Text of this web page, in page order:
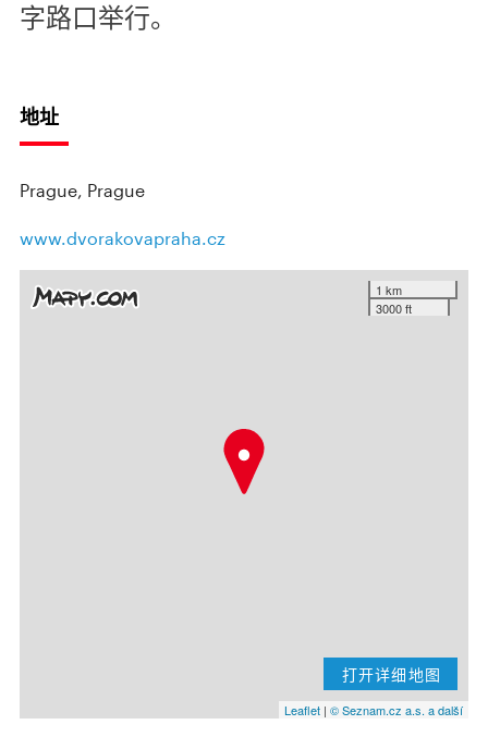
字路口举行。
地址
Prague, Prague
www.dvorakovapraha.cz
1 km
3000 ft
打开详细地图
Leaflet | © Seznam.cz a.s. a další